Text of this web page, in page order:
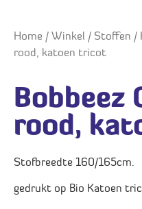
Home / Winkel / Stoffen /
rood, katoen tricot
Bobbeez
rood,
Stofbreedte 160/165cm.
gedrukt op Bio Katoen